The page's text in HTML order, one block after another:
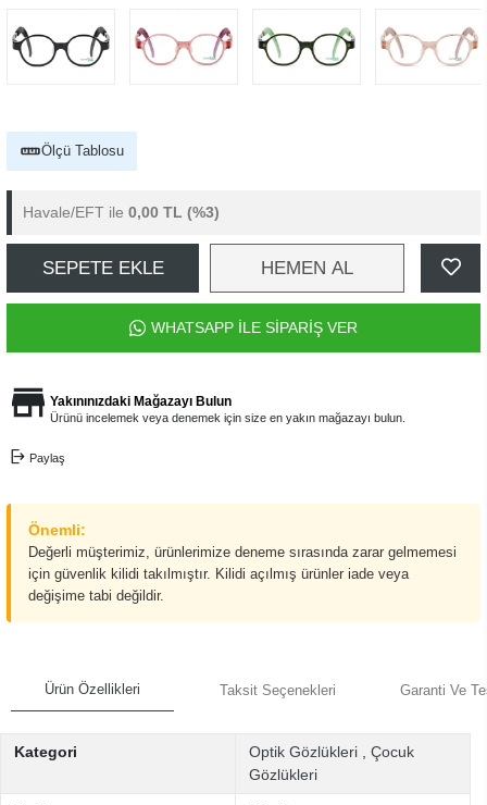
Ölçü Tablosu
Havale/EFT ile 0,00 TL (%3)
SEPETE EKLE HEMEN AL
WHATSAPP İLE SİPARİŞ VER
Yakınınızdaki Mağazayı Bulun
Ürünü incelemek veya denemek için size en yakın mağazayı bulun.
Paylaş
Önemli:
Değerli müşterimiz, ürünlerimize deneme sırasında zarar gelmemesi
için güvenlik kilidi takılmıştır. Kilidi açılmış ürünler iade veya
değişime tabi değildir.
Ürün Özellikleri Taksit Seçenekleri Garanti Ve
Kategori Optik Gözlükleri
Çocuk
Gözlükleri